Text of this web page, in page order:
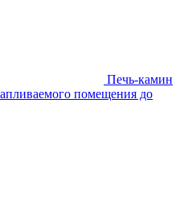
Печь-камин
помещения до